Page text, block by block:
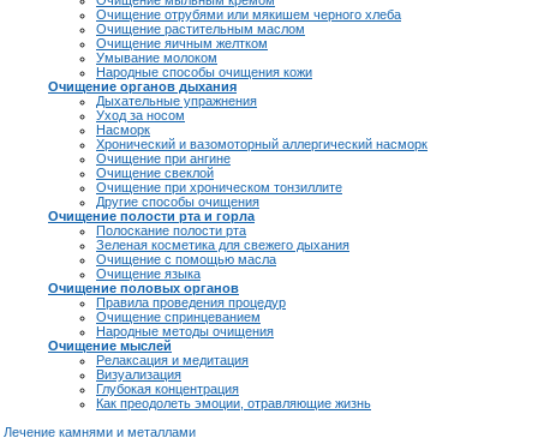
Очищение отрубями или мякишем черного хлеба
Очищение растительным маслом
Очищение яичным желтком
Умывание молоком
Народные способы очищения кожи
Очищение органов дыхания
Дыхательные упражнения
Уход за носом
Насморк
Хронический и вазомоторный аллергический насморк
Очищение при ангине
Очищение свеклой
Очищение при хроническом тонзиллите
Другие способы очищения
Очищение полости рта и горла
Полоскание полости рта
Зеленая косметика для свежего дыхания
Очищение с помощью масла
Очищение языка
Очищение половых органов
Правила проведения процедур
Очищение спринцеванием
Народные методы очищения
Очищение мыслей
Релаксация и медитация
Визуализация
Глубокая концентрация
Как преодолеть эмоции, отравляющие жизнь
Лечение камнями и металлами